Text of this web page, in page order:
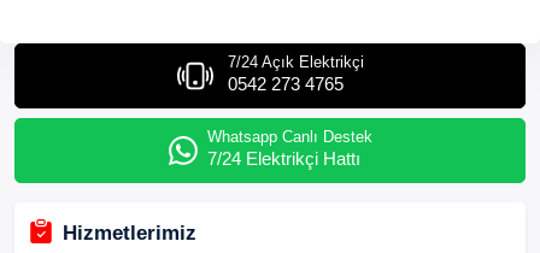
7/24 Açık Elektrikçi
0542 273 4765
Whatsapp Canlı Destek
7/24 Elektrikçi Hattı
Hizmetlerimiz